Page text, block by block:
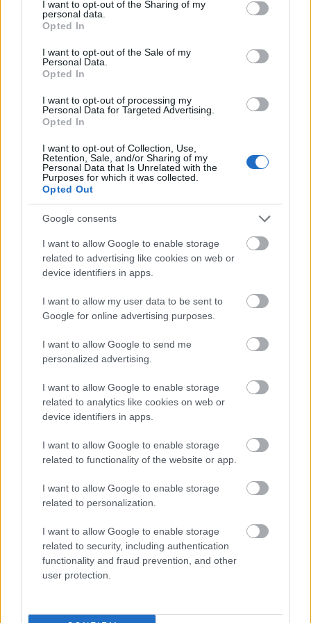
not limited to your visit or usage behaviour. You may click to
grant or deny consent to Google and its third-party tags to
use your data for below specified purposes in below Google
consent section.
I want to opt-out of the Sharing of my
personal data.
Opted In
I want to opt-out of the Sale of my
Personal Data.
Opted In
I want to opt-out of processing my
Personal Data for Targeted Advertising.
Opted In
I want to opt-out of Collection, Use,
Retention, Sale, and/or Sharing of my
Personal Data that Is Unrelated with the
Purposes for which it was collected.
Opted Out
Google consents
I want to allow Google to enable storage
related to advertising like cookies on web or
device identifiers in apps.
I want to allow my user data to be sent to
Google for online advertising purposes.
I want to allow Google to send me
personalized advertising.
I want to allow Google to enable storage
related to analytics like cookies on web or
device identifiers in apps.
I want to allow Google to enable storage
related to functionality of the website or app.
I want to allow Google to enable storage
related to personalization.
I want to allow Google to enable storage
related to security, including authentication
functionality and fraud prevention, and other
user protection.
Amire többmillióan vártunk: szombattól másodfokúra
csökken a riasztás
Országos hírek
Kecskeméten is szakirányú továbbképzésekkel erősít a
MAGYAR ÉPÍTŐK
Belváros-Lipótváros
játszótér
Város-Teampannon Kereskedelmi és Szolgáltató Kft.